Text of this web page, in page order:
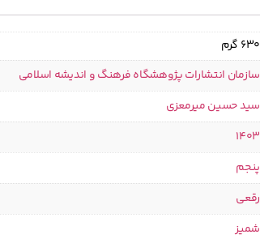
630 گرم
سازمان انتشارات پژوهشگاه فرهنگ و اندیشه اسلامی
سید حسین میرمعزی
1403
پنجم
رقعی
شمیز